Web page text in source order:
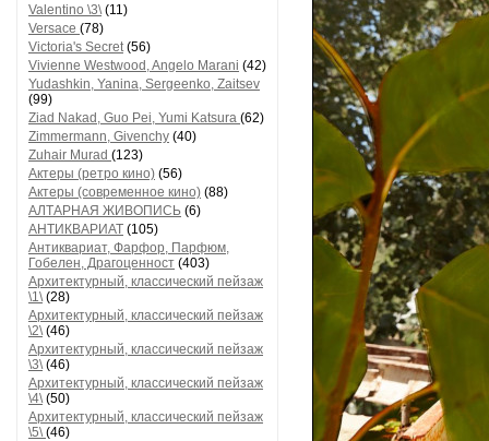
Valentino \3\(11)
Versace (78)
Victoria's Secret(56)
Vivienne Westwood, Angelo Marani (42)
Yudashkin, Yanina, Sergeenko, Zaitsev
(99)
Ziad Nakad, Guo Pei, Yumi Katsura (62)
Zimmermann, Givenchy (40)
Zuhair Murad (123)
Актеры (ретро кино) (56)
Актеры (современное кино) (88)
АЛТАРНАЯ ЖИВОПИСЬ (6)
АНТИКВАРИАТ (105)
Антиквариат, Фарфор, Парфюм,
Гобелен, Драгоценност (403)
Архитектурный, классический пейзаж
\1\(28)
Архитектурный, классический пейзаж
\2\(46)
Архитектурный, классический пейзаж
\3\(46)
Архитектурный, классический пейзаж
\4\(50)
Архитектурный, классический пейзаж
\5\(46)